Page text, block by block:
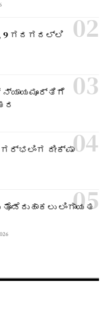
9 ಗದಗದಲ್ಲಿ
ನ್ಯಾಯಮೂರ್ತಿಗೆ
ದೀಕ್ಷಾ
ಲಿಂಗಾಯತ